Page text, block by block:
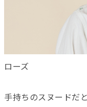
ローズ
手持ちのスヌードだ